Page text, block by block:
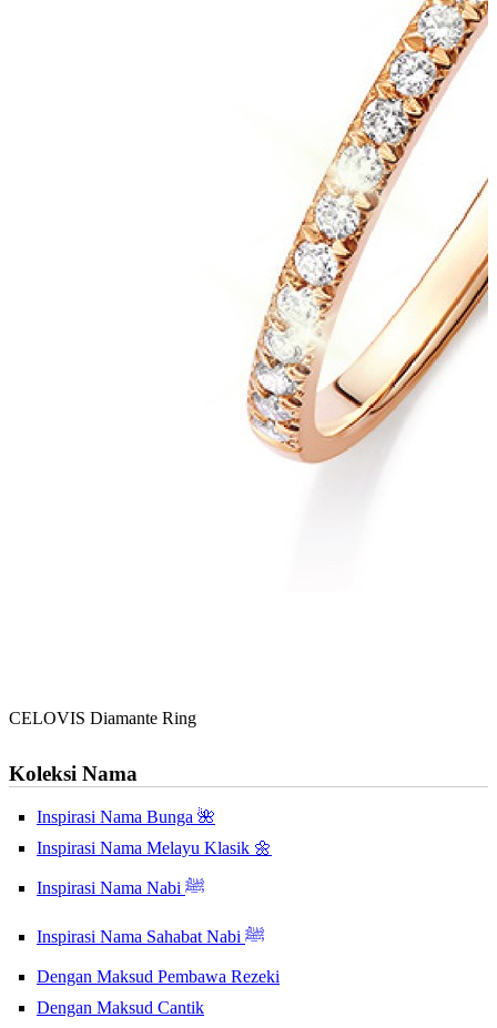
CELOVIS Diamante Ring
Koleksi Nama
Inspirasi Nama Bunga 🌺
Inspirasi Nama Melayu Klasik 🌼
Inspirasi Nama Nabi ﷺ
Inspirasi Nama Sahabat Nabi ﷺ
Dengan Maksud Pembawa Rezeki
Dengan Maksud Cantik